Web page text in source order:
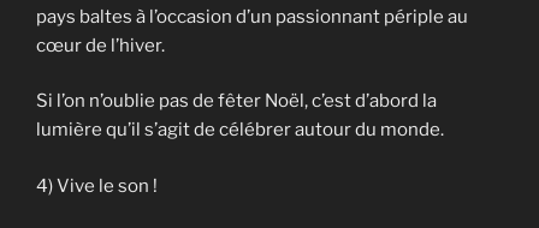
pays baltes à l’occasion d’un passionnant périple au
cœur de l’hiver.
Si l’on n’oublie pas de fêter Noël, c’est d’abord la
lumière qu’il s’agit de célébrer autour du monde.
4) Vive le son !